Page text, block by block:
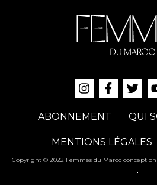
ABONNEMENT QUI
MENTIONS LÉGALES
Copyright © 2022 Femmes du Maroc